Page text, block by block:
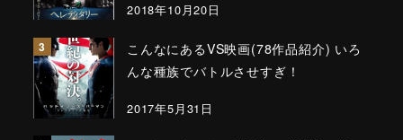
2018年10月20日
こんなにあるVS映画(78作品紹介) いろ
んな種族でバトルさせすぎ！
2017年5月31日